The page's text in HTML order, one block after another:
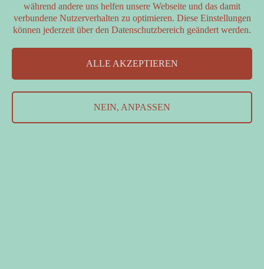
während andere uns helfen unsere Webseite und das damit
verbundene Nutzerverhalten zu optimieren. Diese Einstellungen
können jederzeit über den Datenschutzbereich geändert werden.
ALLE AKZEPTIEREN
NEIN, ANPASSEN